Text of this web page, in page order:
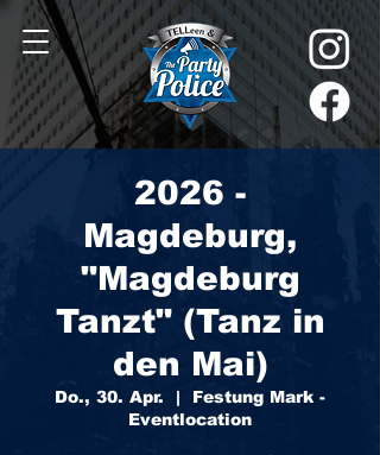
2026 -
Magdeburg,
"Magdeburg
Tanzt" (Tanz in
den Mai)
Do., 30. Apr.
  |
Festung Mark -
Eventlocation